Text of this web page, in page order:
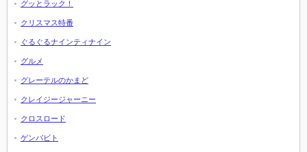
グッとラック！
クリスマス特番
ぐるぐるナインティナイン
グルメ
グレーテルのかまど
クレイジージャーニー
クロスロード
ゲンバビト